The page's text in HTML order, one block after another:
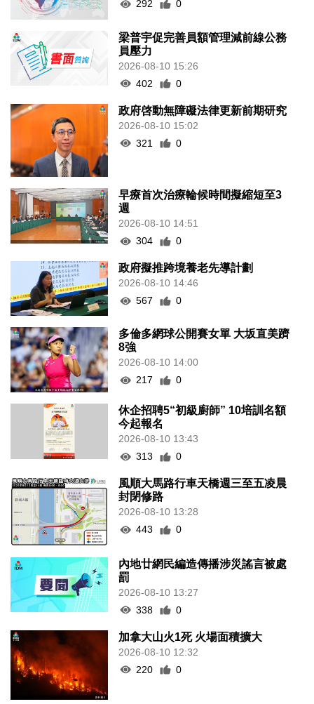
292 0
梁普宇促完善員額管理減前線公務
員壓力
2026-08-10 15:26
402
0
政府啓動無障礙法律更新前期研究
2026-08-10 15:02
321
0
早療首次治療輪候時間擬縮短至3
週
2026-08-10 14:51
304
0
政府擬推跨境養老先導計劃
2026-08-10 14:46
567
0
多倫多網球公開賽女單 大坂直美躋
8強
2026-08-10 14:00
217
0
休企招聘5“初級廚師” 10培訓名額
今起報名
2026-08-10 13:43
313
0
風順大馬路行車天橋週三至五凌晨
封閉修路
2026-08-10 13:28
443
0
內地廿網民編造傳播涉災謠言被處
罰
2026-08-10 13:27
338
0
加拿大山火1死 火場面積擴大
2026-08-10 12:32
220
0